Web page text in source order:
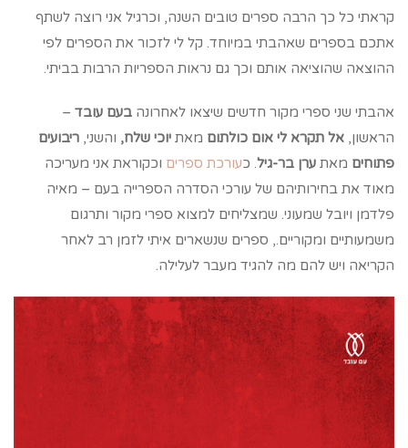
קראתי כל כך הרבה ספרים טובים השנה, וכרגיל אני רוצה לשתף
אתכם בספרים שאהבתי במיוחד. קל לי לזכור את הספרים לפי
ההוצאה שהוציאה אותם וכך גם נראות הספריות הרבות בביתי.
אהבתי שני ספרי מקור חדשים שיצאו לאחרונה בעם עובד –
הראשון, אל תקרא לי אום כולתום מאת יוכי שלח, והשני, ריבועים
פתוחים מאת ערן בר-גיל. כעורכת ספרים וכקוראת אני מעריכה
מאוד את בחירותיהם של עורכי הסדרה הספרייה בעם – מאיה
פלדמן ויובל שמעוני. שמצליחים למצוא ספרי מקור ותרגום
משמעותיים ומקוריים., ספרים שנשארים איתי לזמן רב לאחר
הקריאה ויש להם מה להגיד מעבר לעלילה.